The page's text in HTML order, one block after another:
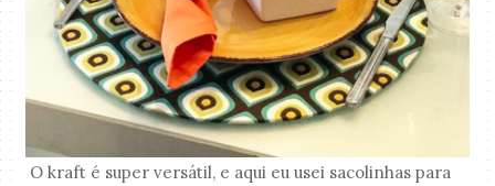
O kraft é super versátil, e aqui eu usei sacolinhas para